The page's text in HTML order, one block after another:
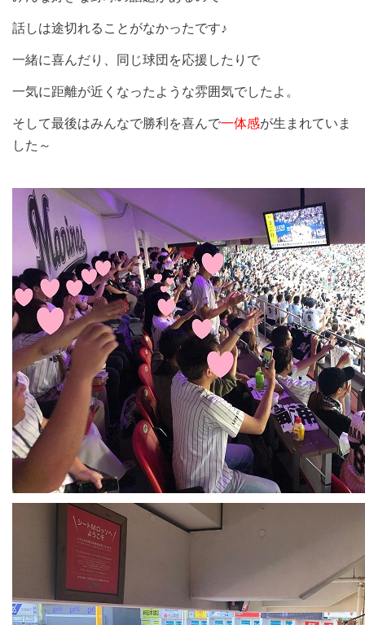
話しは途切れることがなかったです♪
一緒に喜んだり、同じ球団を応援したりで
一気に距離が近くなったような雰囲気でしたよ。
そして最後はみんなで勝利を喜んで一体感が生まれていま
した～